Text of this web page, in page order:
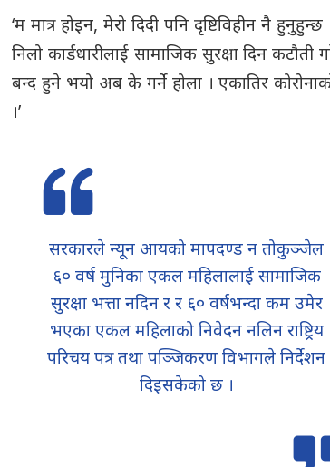
‘म मात्र होइन, मेरो दिदी पनि दृष्टिविहीन नै
निलो कार्डधारीलाई सामाजिक सुरक्षा दिन
बन्द हुने भयो अब के गर्ने होला । एकातिर
।’
सरकारले न्यून आयको मापदण्ड न तोकुञ्जेल
६० वर्ष मुनिका एकल महिलालाई सामाजिक
सुरक्षा भत्ता नदिन र र ६० वर्षभन्दा कम उमेर
भएका एकल महिलाको निवेदन नलिन राष्ट्रिय
परिचय पत्र तथा पञ्जिकरण विभागले निर्देशन
दिइसकेको छ ।